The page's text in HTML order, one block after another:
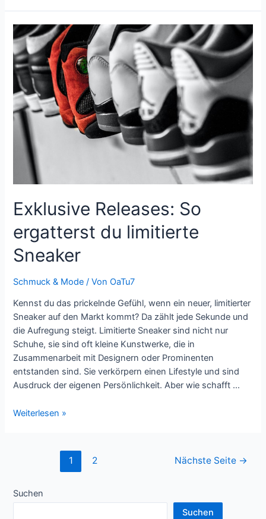
Ein
Blick
in
die
Zukunft
der
Mode
Exklusive Releases: So
ergatterst du limitierte
Sneaker
Schmuck & Mode / VonOaTu7
Kennst du das prickelnde Gefühl, wenn ein neuer, limitierter
Sneaker auf den Markt kommt? Da zählt jede Sekunde und
die Aufregung steigt. Limitierte Sneaker sind nicht nur
Schuhe, sie sind oft kleine Kunstwerke, die in
Zusammenarbeit mit Designern oder Prominenten
entstanden sind. Sie verkörpern einen Lifestyle und sind
Ausdruck der eigenen Persönlichkeit. Aber wie schafft …
Exklusive
Sneaker
Weiterlesen »
Seitennummerierung
1 2 Nächste Seite →
Suchen
Suchen